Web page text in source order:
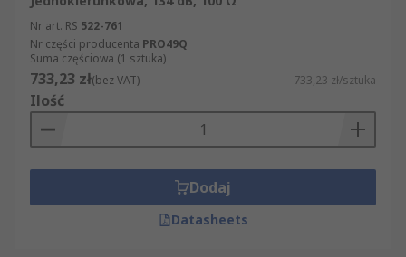
Nr art. RS 522-761
Nr części producenta PRO49Q
Suma częściowa (1 sztuka)
733,23 zł(bez VAT) 733,23 zł/sztuka
Ilość
Dodaj
Datasheets